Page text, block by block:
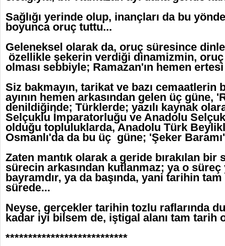
Sağlığı yerinde olup, inançları da bu
boyunca oruç tuttu...
Geleneksel olarak da, oruç süresince
özellikle şekerin verdiği dinamizmin, oruç
olması sebbiyle; Ramazan'ın hemen
Siz bakmayın, tarikat ve bazı cemaatlerin
ayının hemen arkasından gelen üç güne,
denildiğinde; Türklerde; yazılı kaynak
Selçuklu İmparatorluğu ve Anadolu
olduğu topluluklarda, Anadolu Türk
Osmanlı'da da bu üç güne; 'Şeker
Zaten mantık olarak a geride bırakılan bir
sürecin arkasından kutlanmaz; ya o süreç
bayramdır, ya da başında, yani tarihin
sürede...
Neyse, gerçekler tarihin tozlu raflarında
kadar iyi bilsem de, iştigal alanı tam tarih
***************************